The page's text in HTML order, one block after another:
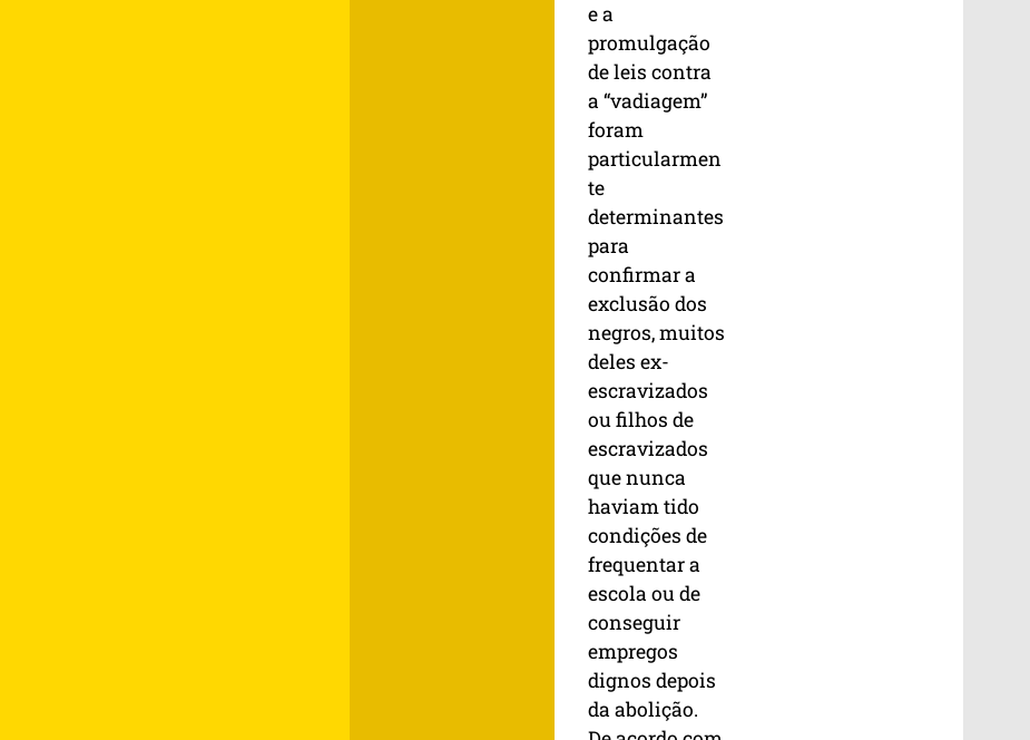
e a
promulgação
de leis contra
a “vadiagem”
foram
particularmen
te
determinantes
para
confirmar a
exclusão dos
negros, muitos
deles ex-
escravizados
ou filhos de
escravizados
que nunca
haviam tido
condições de
frequentar a
escola ou de
conseguir
empregos
dignos depois
da abolição.